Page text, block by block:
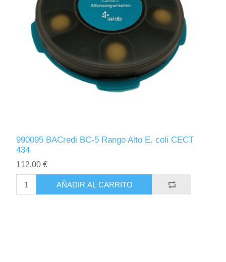
990095 BACredi BC-5 Rango Alto E. coli CECT
434
112,00 €
AÑADIR AL CARRITO